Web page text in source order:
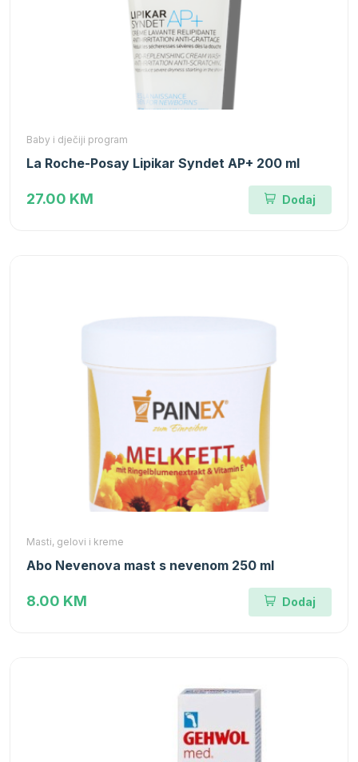
Baby i dječiji program
La Roche-Posay Lipikar Syndet AP+ 200 ml
27.00 KM Dodaj
Masti, gelovi i kreme
Abo Nevenova mast s nevenom 250 ml
8.00 KM Dodaj